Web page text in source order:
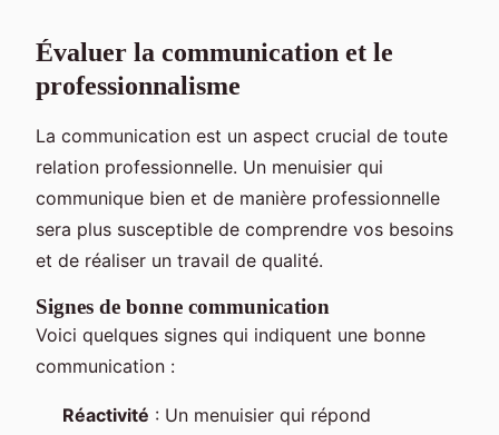
Évaluer la communication et le
professionnalisme
La communication est un aspect crucial de toute
relation professionnelle. Un menuisier qui
communique bien et de manière professionnelle
sera plus susceptible de comprendre vos besoins
et de réaliser un travail de qualité.
Signes de bonne communication
Voici quelques signes qui indiquent une bonne
communication :
Réactivité : Un menuisier qui répond